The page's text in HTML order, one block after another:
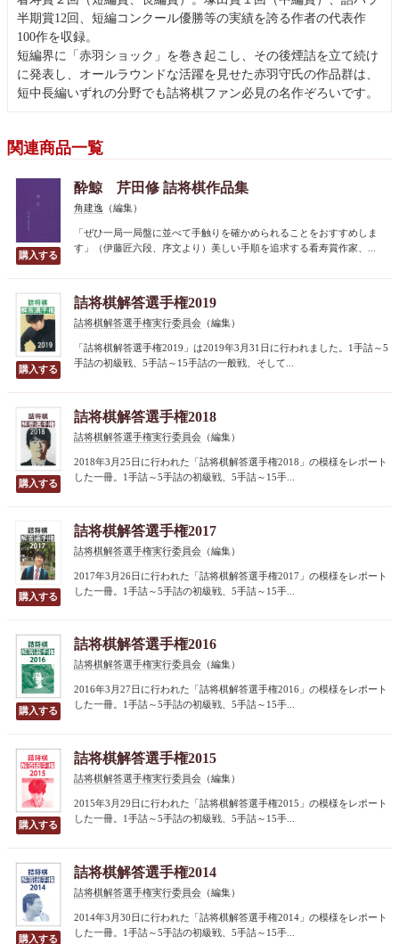
半期賞12回、短編コンクール優勝等の実績を誇る作者の代表作
100作を収録。
短編界に「赤羽ショック」を巻き起こし、その後煙詰を立て続け
に発表し、オールラウンドな活躍を見せた赤羽守氏の作品群は、
短中長編いずれの分野でも詰将棋ファン必見の名作ぞろいです。
関連商品一覧
酔鯨 芹田修 詰将棋作品集
角建逸 （編集）
「ぜひ一局一局盤に並べて手触りを確かめられることをおすすめしま
す」（伊藤匠六段、序文より）美しい手順を追求する看寿賞作家、...
詰将棋解答選手権2019
詰将棋解答選手権実行委員会 （編集）
「詰将棋解答選手権2019」は2019年3月31日に行われました。1手詰～5
手詰の初級戦、5手詰～15手詰の一般戦、そして...
詰将棋解答選手権2018
詰将棋解答選手権実行委員会 （編集）
2018年3月25日に行われた「詰将棋解答選手権2018」の模様をレポート
した一冊。1手詰～5手詰の初級戦、5手詰～15手...
詰将棋解答選手権2017
詰将棋解答選手権実行委員会 （編集）
2017年3月26日に行われた「詰将棋解答選手権2017」の模様をレポート
した一冊。1手詰～5手詰の初級戦、5手詰～15手...
詰将棋解答選手権2016
詰将棋解答選手権実行委員会 （編集）
2016年3月27日に行われた「詰将棋解答選手権2016」の模様をレポート
した一冊。1手詰～5手詰の初級戦、5手詰～15手...
詰将棋解答選手権2015
詰将棋解答選手権実行委員会 （編集）
2015年3月29日に行われた「詰将棋解答選手権2015」の模様をレポート
した一冊。1手詰～5手詰の初級戦、5手詰～15手...
詰将棋解答選手権2014
詰将棋解答選手権実行委員会 （編集）
2014年3月30日に行われた「詰将棋解答選手権2014」の模様をレポート
した一冊。1手詰～5手詰の初級戦、5手詰～15手...